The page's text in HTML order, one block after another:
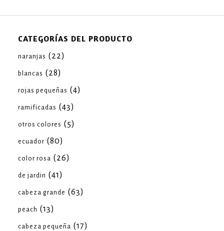
CATEGORÍAS DEL PRODUCTO
naranjas (22)
blancas (28)
rojas pequeñas (4)
ramificadas (43)
otros colores (5)
ecuador (80)
color rosa (26)
de jardin (41)
cabeza grande (63)
peach (13)
cabeza pequeña (17)